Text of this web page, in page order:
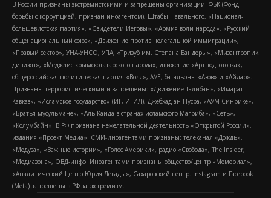
В России признаны экстремистскими и запрещены организации: ФБК (Фонд
борьбы с коррупцией, признан иноагентом), Штабы Навального, «Национал-
большевистская партия», «Свидетели Иеговы», «Армия воли народа», «Русский
общенациональный союз», «Движение против нелегальной иммиграции»,
«Правый сектор», УНА-УНСО, УПА, «Тризуб им. Степана Бандеры», «Мизантропик
дивижн», «Меджлис крымскотатарского народа», движение «Артподготовка»,
общероссийская политическая партия «Воля», АУЕ, батальоны «Азов» и «Айдар».
Признаны террористическими и запрещены: «Движение Талибан», «Имарат
Кавказ», «Исламское государство» (ИГ, ИГИЛ), Джебхад-ан-Нусра, «АУМ Синрике»,
«Братья-мусульмане», «Аль-Каида в странах исламского Магриба», «Сеть»,
«Колумбайн». В РФ признана нежелательной деятельность «Открытой России»,
издания «Проект Медиа». СМИ-иноагентами признаны: телеканал «Дождь»,
«Медуза», «Важные истории», «Голос Америки», радио «Свобода», The Insider,
«Медиазона», ОВД-инфо. Иноагентами признаны общество/центр «Мемориал»,
«Аналитический Центр Юрия Левады», Сахаровский центр. Instagram и Facebook
(Metа) запрещены в РФ за экстремизм.